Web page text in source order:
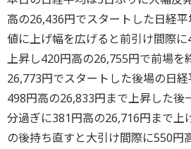
高の26,436円でスタートした日経
値に上げ幅を広げると前引け間際
上昇し420円高の26,755円で前場を
26,773円でスタートした後場の日
498円高の26,833円まで上昇した後
分過ぎに381円高の26,716円まで上
の後持ち直すと大引け間際に550円